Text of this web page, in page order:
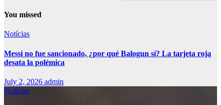
You missed
Notícias
Messi no fue sancionado, ¿por qué Balogun sí? La tarjeta roja
desata la polémica
July 2, 2026 admin
Notícias